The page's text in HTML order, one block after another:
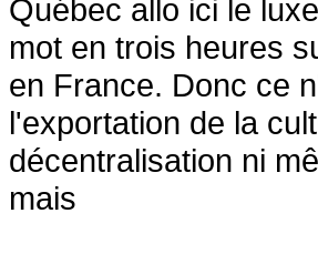
Québec allo ici le
mot en trois heures
en France. Donc ce
l'exportation de la
décentralisation ni
mais